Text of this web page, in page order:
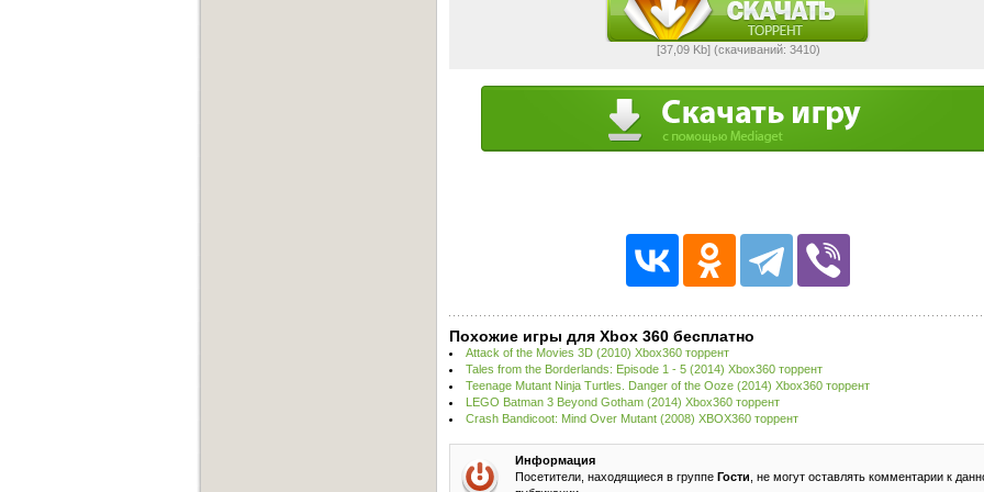
[37,09 Kb] (cкачиваний: 3410)
Похожие игры для Xbox 360 бесплатно
Attack of the Movies 3D (2010) Xbox360 торрент
Tales from the Borderlands: Episode 1 - 5 (2014) Xbox360 торрент
Teenage Mutant Ninja Turtles. Danger of the Ooze (2014) Xbox360 торрент
LEGO Batman 3 Beyond Gotham (2014) Xbox360 торрент
Crash Bandicoot: Mind Over Mutant (2008) XBOX360 торрент
Информация
Посетители, находящиеся в группе Гости , не могут оставлять комментарии к